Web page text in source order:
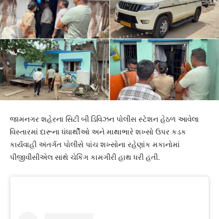
જામનગર શહેરના સિટી બી ડિવિઝન પોલીસ સ્ટેશન હેઠળ આવેલા
વિસ્તારમાં દારૂના ધંધાર્થીઓ અને માથાભારે શખ્સો ઉપર કડક
કાર્યવાહી અંતર્ગત પોલીસે પાંચ શખ્સોના રહેણાંક મકાનોમાં
પીજીવીસીએલ સાથે ચેકિંગ કામગીરી હાથ ધરી હતી.